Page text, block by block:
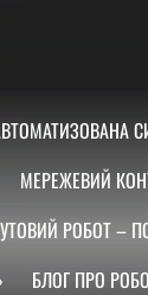
МЕРЕЖЕВИЙ
РОБОТ –
БЛОГ ПРО